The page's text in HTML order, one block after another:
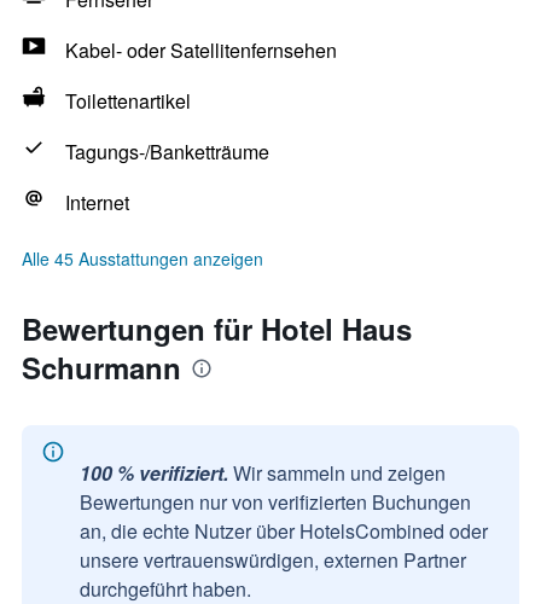
Kabel- oder Satellitenfernsehen
Toilettenartikel
Tagungs-/Banketträume
Internet
Alle 45 Ausstattungen anzeigen
Bewertungen für Hotel Haus
Schurmann
100 % verifiziert. Wir sammeln und zeigen
Bewertungen nur von verifizierten Buchungen
an, die echte Nutzer über HotelsCombined oder
unsere vertrauenswürdigen, externen Partner
durchgeführt haben.